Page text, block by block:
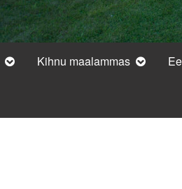
Kihnu maalammas